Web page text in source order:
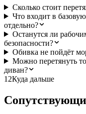
Сколько стоит
Что входит в
отдельно?
Останутся ли
безопасности?
Обивка не пойдёт
Можно перетянуть
диван?
12Куда дальше